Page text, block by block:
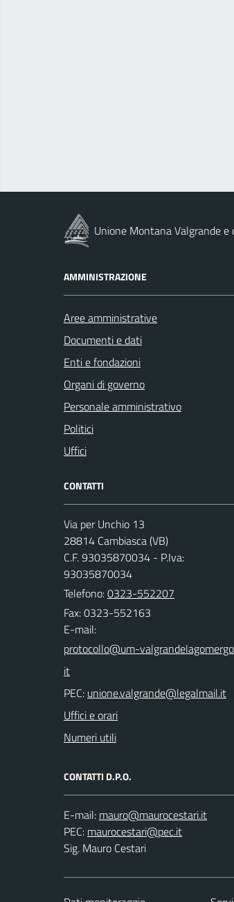
Unione Montana Valgrande e
AMMINISTRAZIONE
Aree amministrative
Documenti e dati
Enti e fondazioni
Organi di governo
Personale amministrativo
Politici
Uffici
CONTATTI
Via per Unchio 13
28814 Cambiasca (VB)
C.F. 93035870034 - P.Iva:
93035870034
Telefono:0323-552207
Fax: 0323-552163
E-mail:
PEC:
Uffici e orari
Numeri utili
CONTATTI D.P.O.
E-mail:
PEC:
Sig. Mauro Cestari